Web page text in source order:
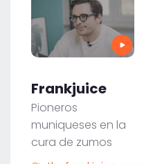
Frankjuice
Pioneros
muniqueses en la
cura de zumos